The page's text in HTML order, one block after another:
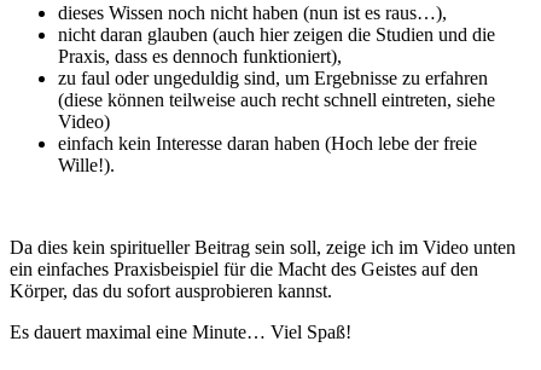
dieses Wissen noch nicht haben (nun ist es raus…),
nicht daran glauben (auch hier zeigen die Studien und die
Praxis, dass es dennoch funktioniert),
zu faul oder ungeduldig sind, um Ergebnisse zu erfahren
(diese können teilweise auch recht schnell eintreten, siehe
Video)
einfach kein Interesse daran haben (Hoch lebe der freie
Wille!).
Da dies kein spiritueller Beitrag sein soll, zeige ich im Video unten
ein einfaches Praxisbeispiel für die Macht des Geistes auf den
Körper, das du sofort ausprobieren kannst.
Es dauert maximal eine Minute… Viel Spaß!